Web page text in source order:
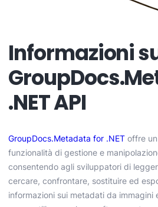
Informazioni
.NET API
GroupDocs.Metadata for .NET offre
funzionalità di gestione e
consentendo agli sviluppatori di
cercare, confrontare, sostituire ed
informazioni sui metadati da